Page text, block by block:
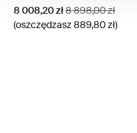
Cena promocyjna
8 008,20 złOryginalna cena
8 898,00 zł
(oszczędzasz 889,80 zł)